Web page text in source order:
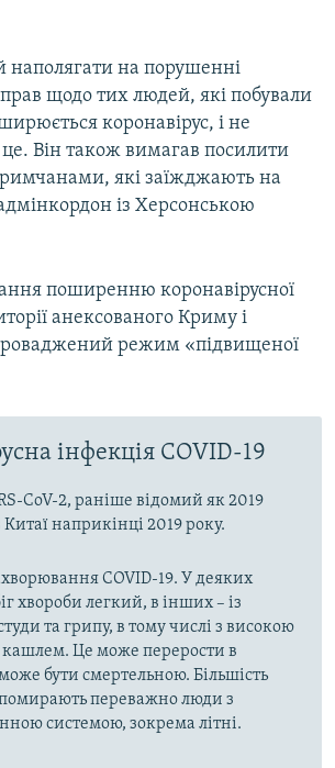
наполягати на порушенні
щодо тих людей, які побували
коронавірус, і не
Він також вимагав посилити
які заїжджають на
із Херсонською
поширенню коронавірусної
анексованого Криму і
режим «підвищеної
інфекція COVID-19
CoV-2, раніше відомий як 2019
наприкінці 2019 року.
COVID-19. У деяких
хвороби легкий, в інших – із
та грипу, в тому числі з високою
кашлем. Це може перерости в
бути смертельною. Більшість
переважно люди з
системою, зокрема літні.